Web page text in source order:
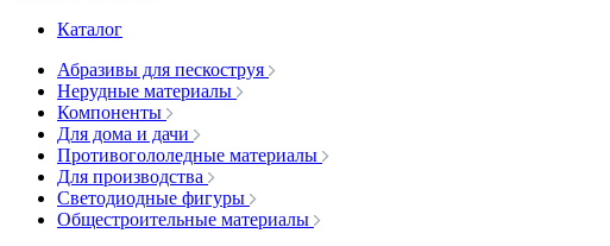
Каталог
Абразивы для пескоструя
Нерудные материалы
Компоненты
Для дома и дачи
Противогололедные материалы
Для производства
Светодиодные фигуры
Общестроительные материалы